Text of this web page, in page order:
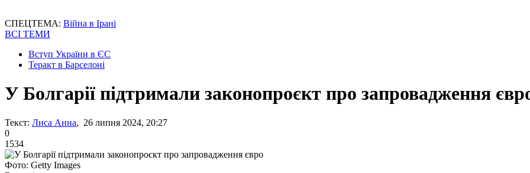
СПЕЦТЕМА: Війна в Ірані
ВСІ ТЕМИ
Вступ України в ЄС
Теракт в Барселоні
У Болгарії підтримали законопроєкт про запровадження
Текст: Лиса Анна, 26 липня 2024, 20:27
0
1534
Фото: Getty Images